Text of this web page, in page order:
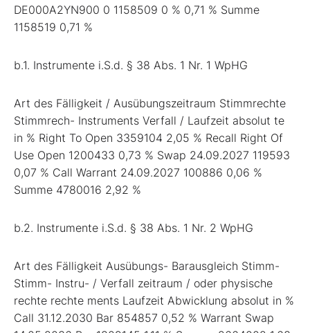
DE000A2YN900 0 1158509 0 % 0,71 % Summe
1158519 0,71 %
b.1. Instrumente i.S.d. § 38 Abs. 1 Nr. 1 WpHG
Art des Fälligkeit / Ausübungszeitraum Stimmrechte
Stimmrech- Instruments Verfall / Laufzeit absolut te
in % Right To Open 3359104 2,05 % Recall Right Of
Use Open 1200433 0,73 % Swap 24.09.2027 119593
0,07 % Call Warrant 24.09.2027 100886 0,06 %
Summe 4780016 2,92 %
b.2. Instrumente i.S.d. § 38 Abs. 1 Nr. 2 WpHG
Art des Fälligkeit Ausübungs- Barausgleich Stimm-
Stimm- Instru- / Verfall zeitraum / oder physische
rechte rechte ments Laufzeit Abwicklung absolut in %
Call 31.12.2030 Bar 854857 0,52 % Warrant Swap